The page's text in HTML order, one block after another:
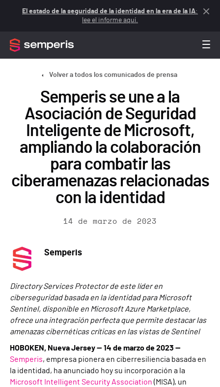
El estado de la seguridad de la identidad en la era de la IA:
lee el informe aquí.
Volver a todos los comunicados de prensa
Semperis se une a la
Asociación de Seguridad
Inteligente de Microsoft,
ampliando la colaboración
para combatir las
ciberamenazas relacionadas
con la identidad
14 de marzo de 2023
Semperis
Directory Services Protector de este líder en
ciberseguridad basada en la identidad para Microsoft
Sentinel, disponible en Microsoft Azure Marketplace,
ofrece una integración perfecta que permite destacar las
amenazas cibernéticas críticas en las vistas de Sentinel
HOBOKEN, Nueva Jersey — 14 de marzo de 2023 —
Semperis, empresa pionera en ciberresiliencia basada en
la identidad, ha anunciado hoy su incorporación a la
Microsoft Intelligent Security Association (MISA), un